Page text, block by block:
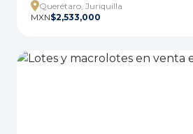
Querétaro, Juriquilla
MXN$2,533,000